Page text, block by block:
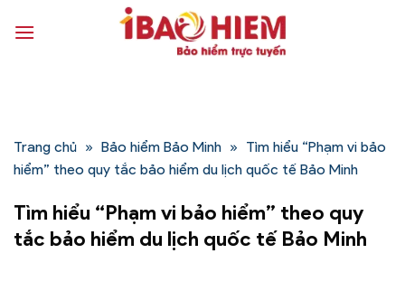
qua
Trang chủ » Bảo hiểm Bảo Minh » Tìm hiểu “Phạm vi bảo
hiểm” theo quy tắc bảo hiểm du lịch quốc tế Bảo Minh
Tìm hiểu “Phạm vi bảo hiểm” theo quy
tắc bảo hiểm du lịch quốc tế Bảo Minh